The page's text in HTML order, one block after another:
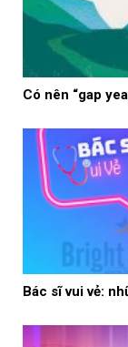
Có nên “gap
Bác sĩ vui vẻ: